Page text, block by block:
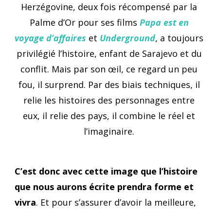
Herzégovine, deux fois récompensé par la
Palme d’Or pour ses films Papa est en
voyage d’affaires et Underground, a toujours
privilégié l’histoire, enfant de Sarajevo et du
conflit. Mais par son œil, ce regard un peu
fou, il surprend. Par des biais techniques, il
relie les histoires des personnages entre
eux, il relie des pays, il combine le réel et
l’imaginaire.
C’est donc avec cette image que l’histoire
que nous aurons écrite prendra forme et
vivra. Et pour s’assurer d’avoir la meilleure,